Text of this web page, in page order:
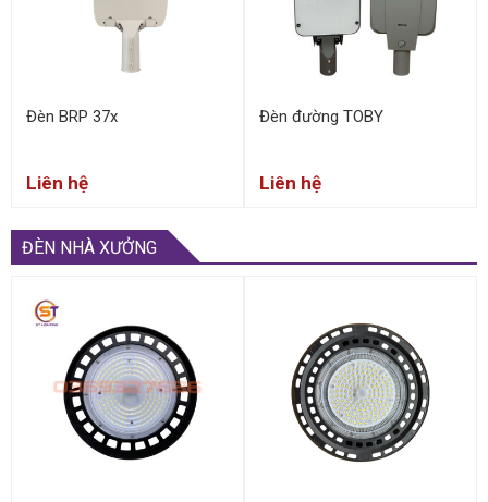
Đèn BRP 37x
Liên hệ
Đèn đường TOBY
Liên hệ
ĐÈN NHÀ XƯỞNG